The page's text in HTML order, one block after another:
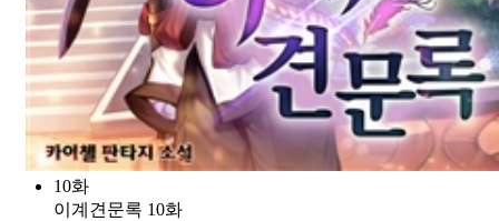
10화
이계견문록 10화